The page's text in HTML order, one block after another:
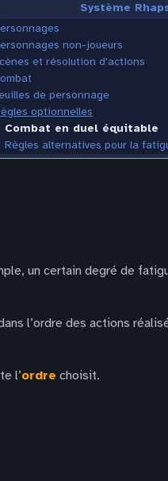
Système
non-joueurs
et résolution d'actions
de personnage
optionnelles
Combat en duel équitable
Règles alternatives pour la
un certain degré de
l’ordre des actions
l’ordre choisit.